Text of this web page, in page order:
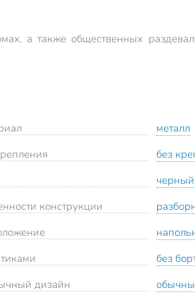
а также общественных
металл
без
черный
конструкции
без
дизайн